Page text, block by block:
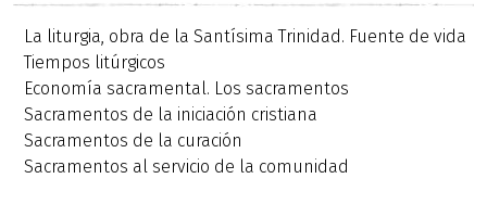
La liturgia, obra de la Santísima Trinidad. Fuente de vida
Tiempos litúrgicos
Economía sacramental. Los sacramentos
Sacramentos de la iniciación cristiana
Sacramentos de la curación
Sacramentos al servicio de la comunidad